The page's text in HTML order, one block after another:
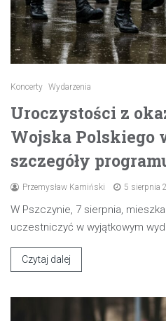
Koncerty Wydarzenia
Uroczystości z
Wojska Polskiego
szczegóły
Przemysław Kamiński 5 sierpnia
W Pszczynie, 7 sierpnia,
uczestniczyć w wyjątkowym
Czytaj dalej